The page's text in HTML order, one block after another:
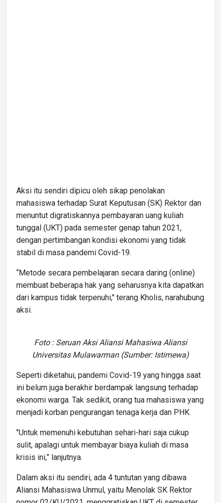
Aksi itu sendiri dipicu oleh sikap penolakan
mahasiswa terhadap Surat Keputusan (SK) Rektor dan
menuntut digratiskannya pembayaran uang kuliah
tunggal (UKT) pada semester genap tahun 2021,
dengan pertimbangan kondisi ekonomi yang tidak
stabil di masa pandemi Covid-19.
“Metode secara pembelajaran secara daring (online)
membuat beberapa hak yang seharusnya kita dapatkan
dari kampus tidak terpenuhi," terang Kholis, narahubung
aksi.
Foto : Seruan Aksi Aliansi Mahasiwa Aliansi
Universitas Mulawarman (Sumber: Istimewa)
Seperti diketahui, pandemi Covid-19 yang hingga saat
ini belum juga berakhir berdampak langsung terhadap
ekonomi warga. Tak sedikit, orang tua mahasiswa yang
menjadi korban pengurangan tenaga kerja dan PHK.
"Untuk memenuhi kebutuhan sehari-hari saja cukup
sulit, apalagi untuk membayar biaya kuliah di masa
krisis ini,” lanjutnya.
Dalam aksi itu sendiri, ada 4 tuntutan yang dibawa
Aliansi Mahasiswa Unmul, yaitu Menolak SK Rektor